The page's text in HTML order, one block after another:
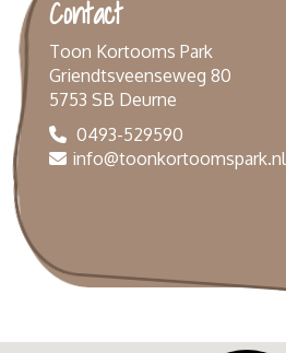
Contact
Toon Kortooms Park
Griendtsveenseweg 80
5753 SB Deurne
0493-529590
info@toonkortoomspark.nl